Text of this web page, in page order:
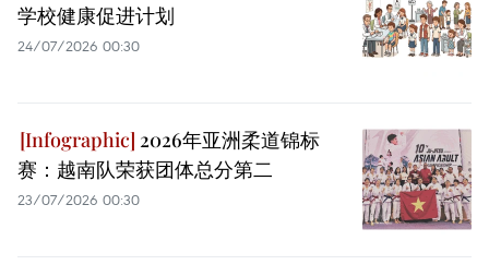
学校健康促进计划
24/07/2026 00:30
2026年亚洲柔道锦标
赛：越南队荣获团体总分第二
23/07/2026 00:30